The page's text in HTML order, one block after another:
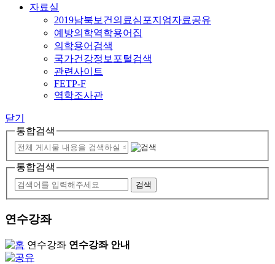
자료실
2019남북보건의료심포지엄자료공유
예방의학역학용어집
의학용어검색
국가건강정보포털검색
관련사이트
FETP-F
역학조사관
닫기
통합검색
통합검색
연수강좌
연수강좌 연수강좌 안내